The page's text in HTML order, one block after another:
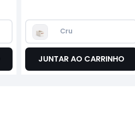
Cru
JUNTAR AO CARRINHO